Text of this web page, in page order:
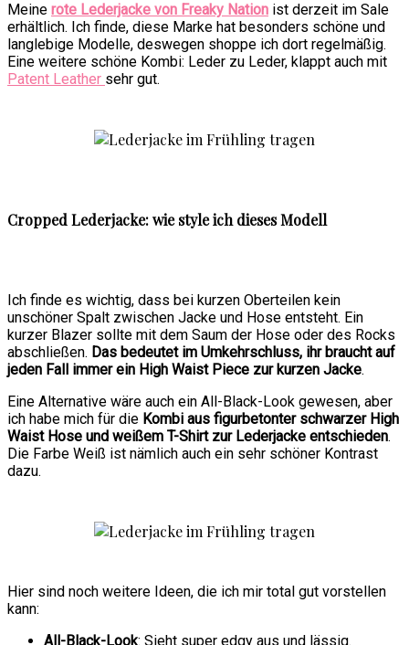
Meine rote Lederjacke von Freaky Nation ist derzeit im Sale
erhältlich. Ich finde, diese Marke hat besonders schöne und
langlebige Modelle, deswegen shoppe ich dort regelmäßig.
Eine weitere schöne Kombi: Leder zu Leder, klappt auch mit
Patent Leather sehr gut.
Cropped Lederjacke: wie style ich dieses Modell
Ich finde es wichtig, dass bei kurzen Oberteilen kein
unschöner Spalt zwischen Jacke und Hose entsteht. Ein
kurzer Blazer sollte mit dem Saum der Hose oder des Rocks
abschließen. Das bedeutet im Umkehrschluss, ihr braucht auf
jeden Fall immer ein High Waist Piece zur kurzen Jacke.
Eine Alternative wäre auch ein All-Black-Look gewesen, aber
ich habe mich für die Kombi aus figurbetonter schwarzer High
Waist Hose und weißem T-Shirt zur Lederjacke entschieden.
Die Farbe Weiß ist nämlich auch ein sehr schöner Kontrast
dazu.
Hier sind noch weitere Ideen, die ich mir total gut vorstellen
kann:
All-Black-Look: Sieht super edgy aus und lässig.